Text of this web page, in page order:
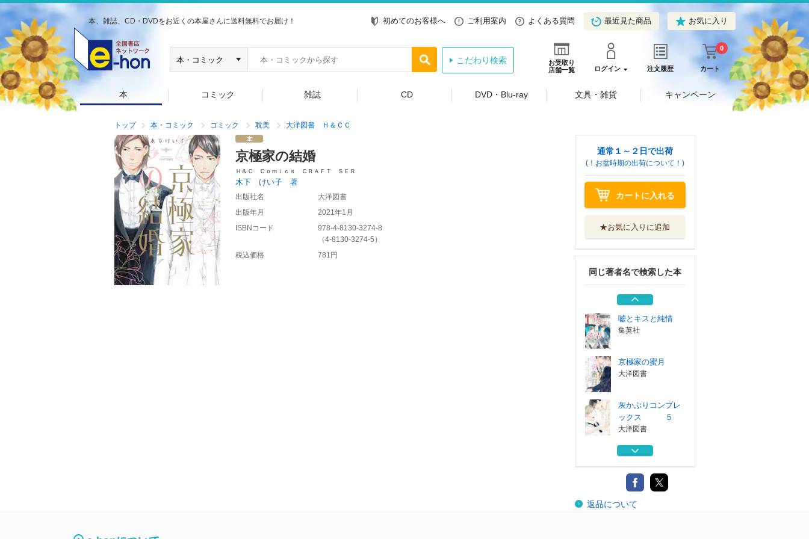
本、雑誌、CD・DVDをお近くの本屋さんに送料無料でお届け！ 初めてのお客様へ ご利用案内 よくある質問 最近見た商品 お気に入り
お受取り
店舗一覧
ログイン 注文履歴 カート
0
こだわり検索
本 コミック 雑誌 CD DVD・Blu-ray 文具・雑貨 キャンペーン
トップ 本・コミック コミック 耽美 大洋図書 Ｈ＆ＣＣ
京極家の結婚
Ｈ＆Ｃ Ｃｏｍｉｃｓ ＣＲＡＦＴ ＳＥＲ
木下 けい子 著
出版社名
大洋図書
出版年月
2021年1月
ISBNコード
978-4-8130-3274-8
（4-8130-3274-5 ）
税込価格
781円
通常１～２日で出荷
(！お盆時期の出荷について！)
カートに入れる
★お気に入りに追加
同じ著者名で検索した本
灰かぶりコンプレ
ックス ５
京極家の初夜
灰かぶりコンプレ
ックス ４
大洋図書
嘘とキスと純情
集英社
京極家の蜜月
大洋図書
灰かぶりコンプレ
ックス ５
大洋図書
京極家の初夜
灰かぶりコンプレ
ックス ４
返品について